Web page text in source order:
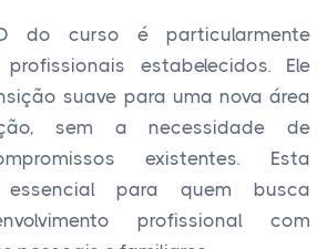
do curso é particularmente
estabelecidos. Ele
suave para uma nova área
sem a necessidade de
existentes. Esta
para quem busca
profissional com